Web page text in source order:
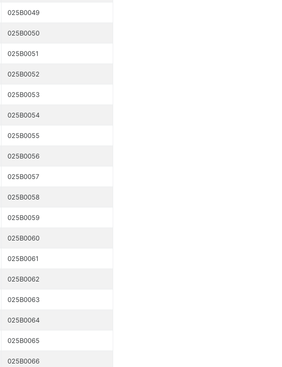
025B0049
025B0050
025B0051
025B0052
025B0053
025B0054
025B0055
025B0056
025B0057
025B0058
025B0059
025B0060
025B0061
025B0062
025B0063
025B0064
025B0065
025B0066